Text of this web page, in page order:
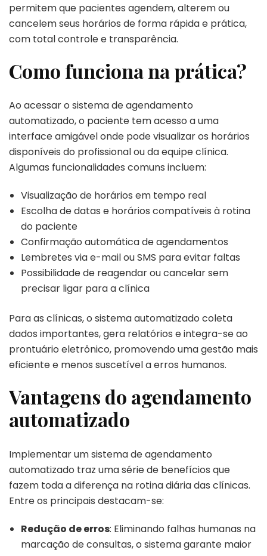
permitem que pacientes agendem, alterem ou
cancelem seus horários de forma rápida e prática,
com total controle e transparência.
Como funciona na prática?
Ao acessar o sistema de agendamento
automatizado, o paciente tem acesso a uma
interface amigável onde pode visualizar os horários
disponíveis do profissional ou da equipe clínica.
Algumas funcionalidades comuns incluem:
Visualização de horários em tempo real
Escolha de datas e horários compatíveis à rotina
do paciente
Confirmação automática de agendamentos
Lembretes via e-mail ou SMS para evitar faltas
Possibilidade de reagendar ou cancelar sem
precisar ligar para a clínica
Para as clínicas, o sistema automatizado coleta
dados importantes, gera relatórios e integra-se ao
prontuário eletrônico, promovendo uma gestão mais
eficiente e menos suscetível a erros humanos.
Vantagens do agendamento
automatizado
Implementar um sistema de agendamento
automatizado traz uma série de benefícios que
fazem toda a diferença na rotina diária das clínicas.
Entre os principais destacam-se:
Redução de erros: Eliminando falhas humanas na
marcação de consultas, o sistema garante maior